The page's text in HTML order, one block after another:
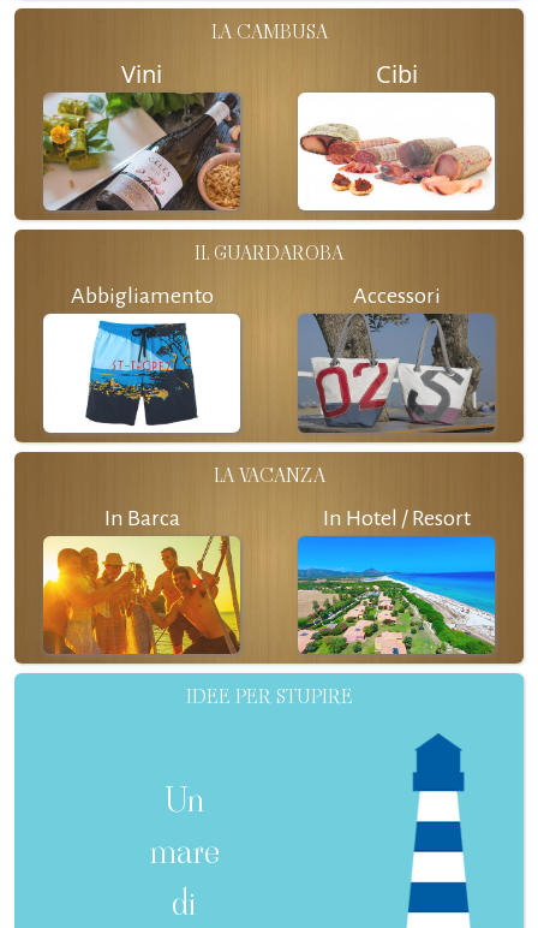
LA CAMBUSA
Vini Cibi
IL GUARDAROBA
Abbigliamento Accessori
LA VACANZA
In Barca In Hotel / Resort
IDEE PER STUPIRE
Un
mare
di